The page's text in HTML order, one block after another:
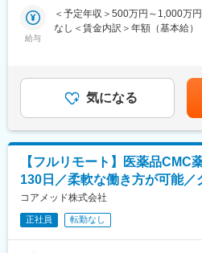
■事業の特徴：
開発から臨床試験、規制関連業
品事業の全プロセスに対応する
供することで、世界中の患者様
択肢をお届けしています。
変更の範囲：会社の定める業務
・クライアントの基本戦略を踏ま
・日米欧（MHLW／PMDA・FDA
・三極規制当局との事前相談を
の調査・分析・アドバイス
・新薬ライセンス導入時のデュ
■業務の特徴：
・プロジェクトは個人で完結させ
連携しながら分担して推進してい
われる環境です。
給与
＜予定年収＞500万円～1,000万
なし＜賃金内訳＞年額（基本給）
額であり、選考を通じて上下す
固定手当を含めた表記です。
気になる
【フルリモート】医薬品
130日／柔軟な働き方が可能／
コアメッド株式会社
正社員 転勤なし